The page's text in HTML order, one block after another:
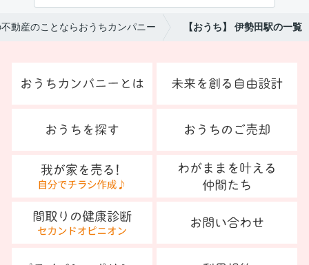
動産のことならおうちカンパニー 【おうち】 伊勢田駅の一覧